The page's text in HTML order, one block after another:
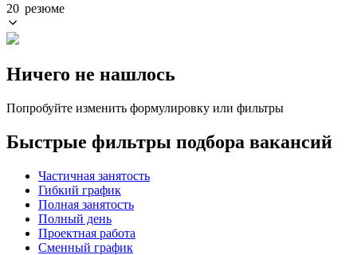
20 резюме
Ничего не нашлось
Попробуйте изменить формулировку или фильтры
Быстрые фильтры подбора вакансий
Частичная занятость
Гибкий график
Полная занятость
Полный день
Проектная работа
Сменный график